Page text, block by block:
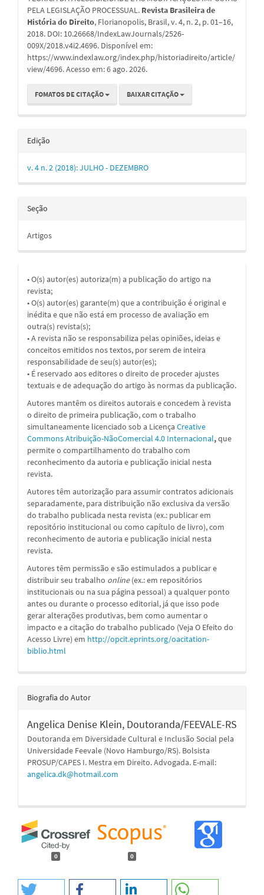
PELA LEGISLAÇÃO PROCESSUAL. Revista Brasileira de
História do Direito, Florianopolis, Brasil, v. 4, n. 2, p. 01–16,
2018. DOI: 10.26668/IndexLawJournals/2526-
009X/2018.v4i2.4696. Disponível em:
https://www.indexlaw.org/index.php/historiadireito/article/
view/4696. Acesso em: 6 ago. 2026.
FOMATOS DE CITAÇÃO BAIXAR CITAÇÃO
Edição
v. 4 n. 2 (2018): JULHO - DEZEMBRO
Seção
Artigos
• O(s) autor(es) autoriza(m) a publicação do artigo na
revista;
• O(s) autor(es) garante(m) que a contribuição é original e
inédita e que não está em processo de avaliação em
outra(s) revista(s);
• A revista não se responsabiliza pelas opiniões, ideias e
conceitos emitidos nos textos, por serem de inteira
responsabilidade de seu(s) autor(es);
• É reservado aos editores o direito de proceder ajustes
textuais e de adequação do artigo às normas da publicação.
Autores mantêm os direitos autorais e concedem à revista
o direito de primeira publicação, com o trabalho
simultaneamente licenciado sob a Licença Creative
Commons Atribuição-NãoComercial 4.0 Internacional,que
permite o compartilhamento do trabalho com
reconhecimento da autoria e publicação inicial nesta
revista.
Autores têm autorização para assumir contratos adicionais
separadamente, para distribuição não exclusiva da versão
do trabalho publicada nesta revista (ex.: publicar em
repositório institucional ou como capítulo de livro), com
reconhecimento de autoria e publicação inicial nesta
revista.
Autores têm permissão e são estimulados a publicar e
distribuir seu trabalho online(ex.: em repositórios
institucionais ou na sua página pessoal) a qualquer ponto
antes ou durante o processo editorial, já que isso pode
gerar alterações produtivas, bem como aumentar o
impacto e a citação do trabalho publicado (Veja O Efeito do
Acesso Livre) em http://opcit.eprints.org/oacitation-
biblio.html
Biografia do Autor
Angelica Denise Klein, Doutoranda/FEEVALE-RS
Doutoranda em Diversidade Cultural e Inclusão Social pela
Universidade Feevale (Novo Hamburgo/RS). Bolsista
PROSUP/CAPES I. Mestra em Direito. Advogada. E-mail:
angelica.dk@hotmail.com
0 0